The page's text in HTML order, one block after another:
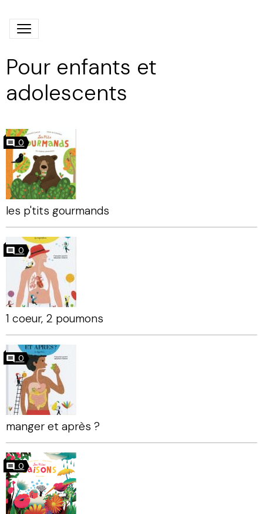
Pour enfants et
adolescents
0
les p'tits gourmands
0
1 coeur, 2 poumons
0
manger et après ?
0